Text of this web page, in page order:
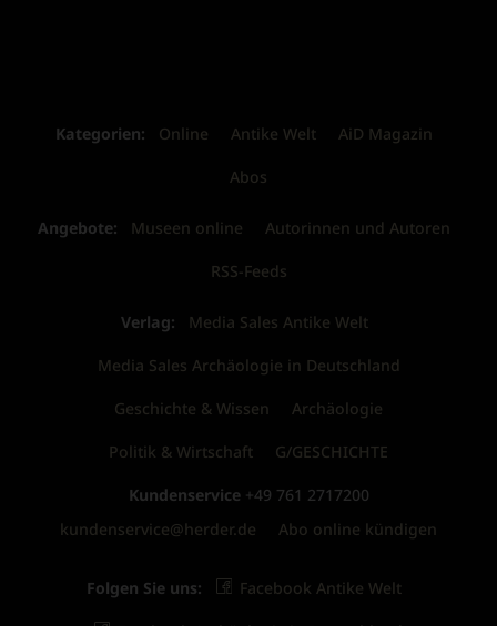
Kategorien: Online Antike Welt AiD Magazin
Abos
Angebote: Museen online Autorinnen und Autoren
RSS-Feeds
Verlag: Media Sales Antike Welt
Media Sales Archäologie in Deutschland
Geschichte & Wissen Archäologie
Politik & Wirtschaft G/GESCHICHTE
Kundenservice +49 761 2717200
kundenservice@herder.de
Abo online kündigen
Folgen Sie uns: Facebook Antike Welt